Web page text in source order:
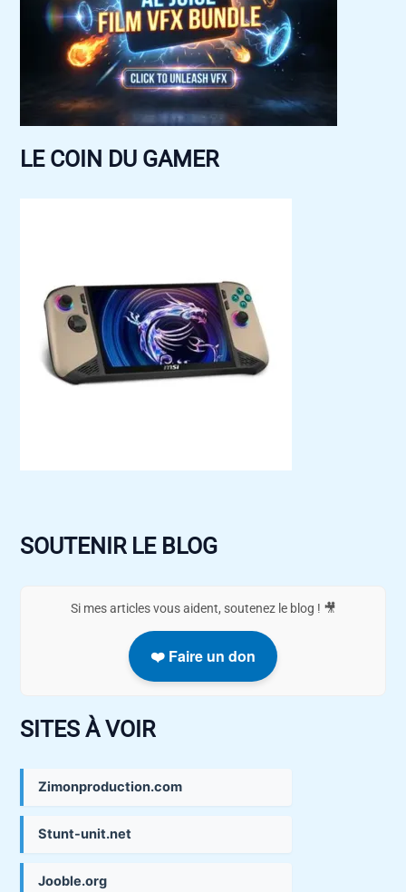
LE COIN DU GAMER
SOUTENIR LE BLOG
Si mes articles vous aident, soutenez le blog ! 🎥
❤️ Faire un don
SITES À VOIR
Zimonproduction.com
Stunt-unit.net
Jooble.org